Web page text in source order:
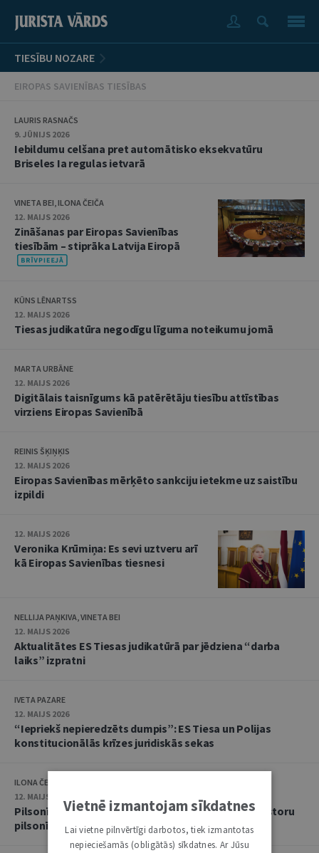
TIESĪBU NOZARE
EIROPAS SAVIENĪBAS TIESĪBAS
LAURIS RASNAČS
9. JŪNIJS 2026
Iebildumu celšana pret automātisko eksekvatūru
Briseles Ia regulas ietvarā
VINETA BEI, ILONA ČEIČA
12. MAIJS 2026
Zināšanas par Eiropas Savienības
tiesībām – stiprāka Latvija Eiropā
KŪNS LĒNARTSS
12. MAIJS 2026
Tiesas judikatūra negodīgu līguma noteikumu jomā
MARTA URBĀNE
12. MAIJS 2026
Digitālais taisnīgums kā patērētāju tiesību attīstības
virziens Eiropas Savienībā
REINIS ŠĶIŅĶIS
12. MAIJS 2026
Eiropas Savienības mērķēto sankciju ietekme uz saistību
izpildi
12. MAIJS 2026
Veronika Krūmiņa: Es sevi uztveru arī
kā Eiropas Savienības tiesnesi
NELLIJA PAŅKIVA, VINETA BEI
12. MAIJS 2026
Aktualitātes ES Tiesas judikatūrā par jēdziena “darba
laiks” izpratni
IVETA PAZARE
12. MAIJS 2026
“Iepriekš nepieredzēts dumpis”: ES Tiesa un Polijas
konstitucionālās krīzes juridiskās sekas
ILONA ČEIČA
12. MAIJS 2026
Pilsonība pret naudu? ES Tiesa noraida Maltas investoru
pilsonības shēmu
Vietnē izmantojam sīkdatnes
Lai vietne pilnvērtīgi darbotos, tiek izmantotas
nepieciešamās (obligātās) sīkdatnes. Ar Jūsu